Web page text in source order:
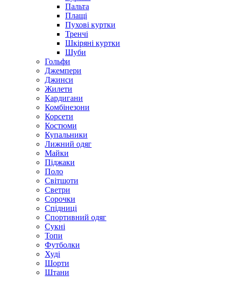
Пальта
Плащі
Пухові куртки
Тренчі
Шкіряні куртки
Шуби
Гольфи
Джемпери
Джинси
Жилети
Кардигани
Комбінезони
Корсети
Костюми
Купальники
Лижний одяг
Майки
Піджаки
Поло
Світшоти
Светри
Сорочки
Спідниці
Спортивний одяг
Сукні
Топи
Футболки
Худі
Шорти
Штани